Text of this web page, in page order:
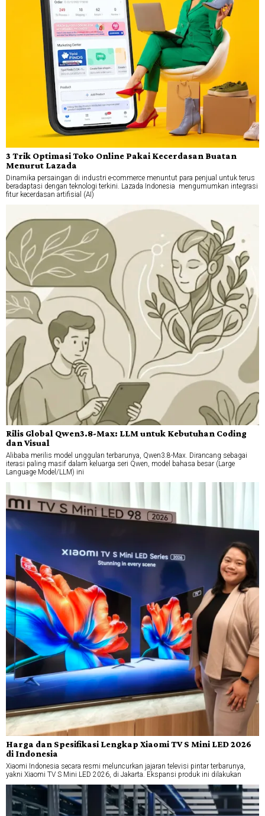
3 Trik Optimasi Toko Online Pakai Kecerdasan Buatan
Menurut Lazada
Dinamika persaingan di industri e-commerce menuntut para penjual untuk terus
beradaptasi dengan teknologi terkini. Lazada Indonesia mengumumkan integrasi
fitur kecerdasan artifisial (AI)
Rilis Global Qwen3.8-Max: LLM untuk Kebutuhan Coding
dan Visual
Alibaba merilis model unggulan terbarunya, Qwen3.8-Max. Dirancang sebagai
iterasi paling masif dalam keluarga seri Qwen, model bahasa besar (Large
Language Model/LLM) ini
Harga dan Spesifikasi Lengkap Xiaomi TV S Mini LED 2026
di Indonesia
Xiaomi Indonesia secara resmi meluncurkan jajaran televisi pintar terbarunya,
yakni Xiaomi TV S Mini LED 2026, di Jakarta. Ekspansi produk ini dilakukan